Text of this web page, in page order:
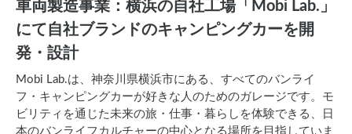
車両製造事業：横浜の自社工場「Mobi Lab.」
にて自社ブランドのキャンピングカーを開
発・設計
Mobi Lab.は、神奈川県横浜市にある、すべてのバンライ
フ・キャンピングカーが好きな人のためのガレージです。モ
ビリティを通じた未来の旅・仕事・暮らしを体験できる、日
本のバンライフカルチャーの中心となる場所を目指していま